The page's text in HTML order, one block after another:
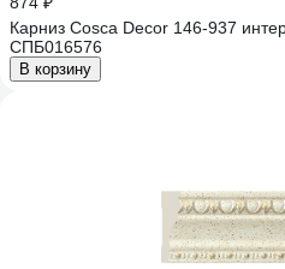
Карниз Cosca Decor 146-937
СПБ016576
В корзину